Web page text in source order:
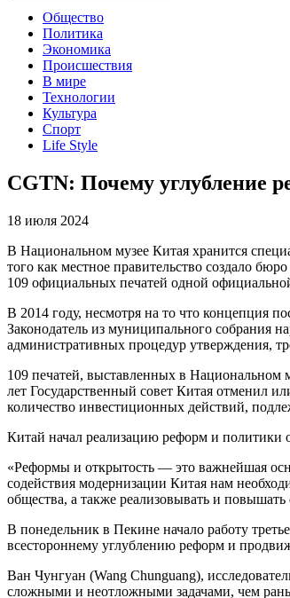
Общество
Политика
Экономика
Происшествия
В мире
Технологии
Культура
Спорт
Life Style
CGTN: Почему углубление
18 июля 2024
В Национальном музее Китая хранится
того как местное правительство создало
109 официальных печатей одной
В 2014 году, несмотря на то что концепция
Законодатель из муниципального собрания
административных процедур утверждения,
109 печатей, выставленных в Национальном
лет Государственный совет Китая отменил
количество инвестиционных действий,
Китай начал реализацию реформ и политики
«Реформы и открытость — это важнейшая
содействия модернизации Китая нам
общества, а также реализовывать и
В понедельник в Пекине начало работу
всестороннему углублению реформ и
Ван Чунгуан (Wang Chunguang),
сложными и неотложными задачами, чем